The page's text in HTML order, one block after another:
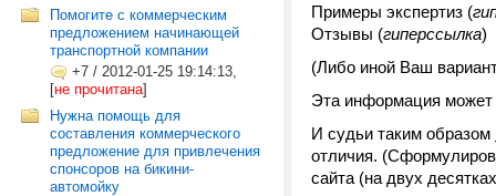
Помогите с коммерческим
предложением начинающей
транспортной компании
+7 / 2012-01-25 19:14:13,
[не прочитана]
Нужна помощь для
составления коммерческого
предложение для привлечения
спонсоров на бикини-
автомойку
Примеры экспертиз (
Отзывы (гиперссылка)
(Либо иной Ваш
Эта информация может
И судьи таким образом
отличия.
сайта (на двух